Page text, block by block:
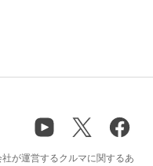
が運営するクルマに関するあ